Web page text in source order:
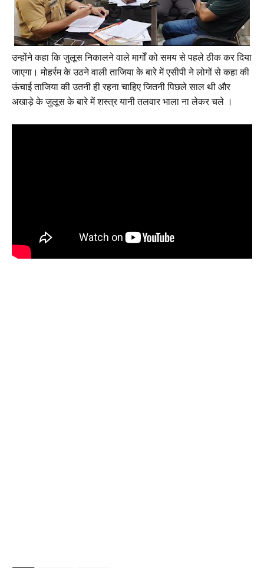
उन्होंने कहा कि जुलूस निकालने वाले मार्गों को समय से पहले ठीक कर दिया
जाएगा। मोहर्रम के उठने वाली ताजिया के बारे में एसीपी ने लोगों से कहा की
ऊंचाई ताजिया की उतनी ही रहना चाहिए जितनी पिछले साल थी और
अखाड़े के जुलूस के बारे में शस्त्र यानी तलवार भाला ना लेकर चले ।